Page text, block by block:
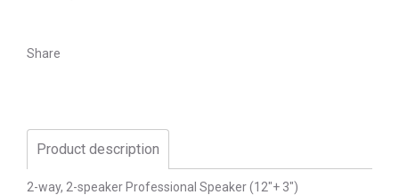
Share
Product description
2-way, 2-speaker Professional Speaker (12"+ 3")